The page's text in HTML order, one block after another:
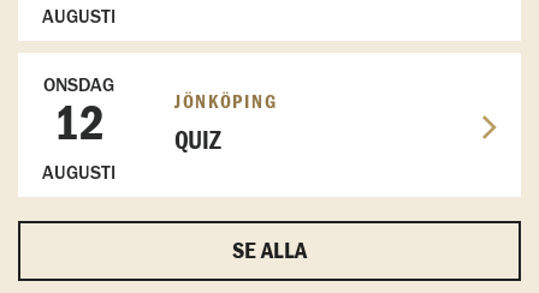
AUGUSTI
ONSDAG
12
AUGUSTI
JÖNKÖPING
QUIZ
SE ALLA